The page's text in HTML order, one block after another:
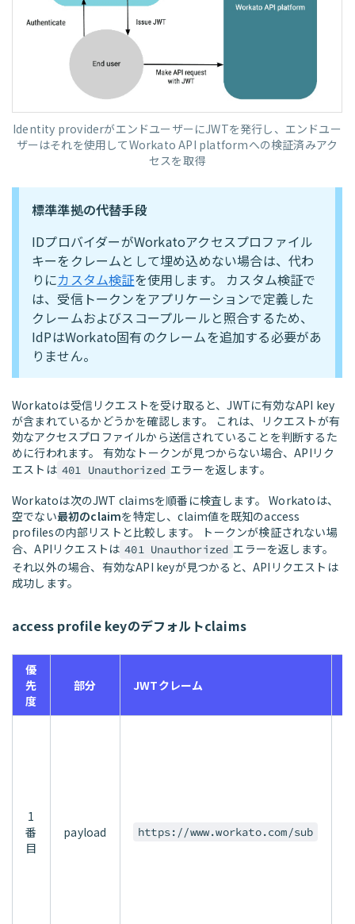
Identity providerがエンドユーザーにJWTを発行し、エンドユー
ザーはそれを使用してWorkato API platformへの検証済みアク
セスを取得
標準準拠の代替手段
IDプロバイダーがWorkatoアクセスプロファイル
キーをクレームとして埋め込めない場合は、代わ
りにカスタム検証を使用します。 カスタム検証で
は、受信トークンをアプリケーションで定義した
クレームおよびスコープルールと照合するため、
IdPはWorkato固有のクレームを追加する必要があ
りません。
Workatoは受信リクエストを受け取ると、JWTに有効なAPI key
が含まれているかどうかを確認します。 これは、リクエストが有
効なアクセスプロファイルから送信されていることを判断するた
めに行われます。 有効なトークンが見つからない場合、APIリク
エストは 401 Unauthorized エラーを返します。
Workatoは次のJWT claimsを順番に検査します。 Workatoは、
空でない最初のclaimを特定し、claim値を既知のaccess
profilesの内部リストと比較します。 トークンが検証されない場
合、APIリクエストは 401 Unauthorized エラーを返します。
それ以外の場合、有効なAPI keyが見つかると、APIリクエストは
成功します。
access profile keyのデフォルトclaims
優
先
度
部分 JWTクレーム
1
番
目
payload https://www.workato.com/sub